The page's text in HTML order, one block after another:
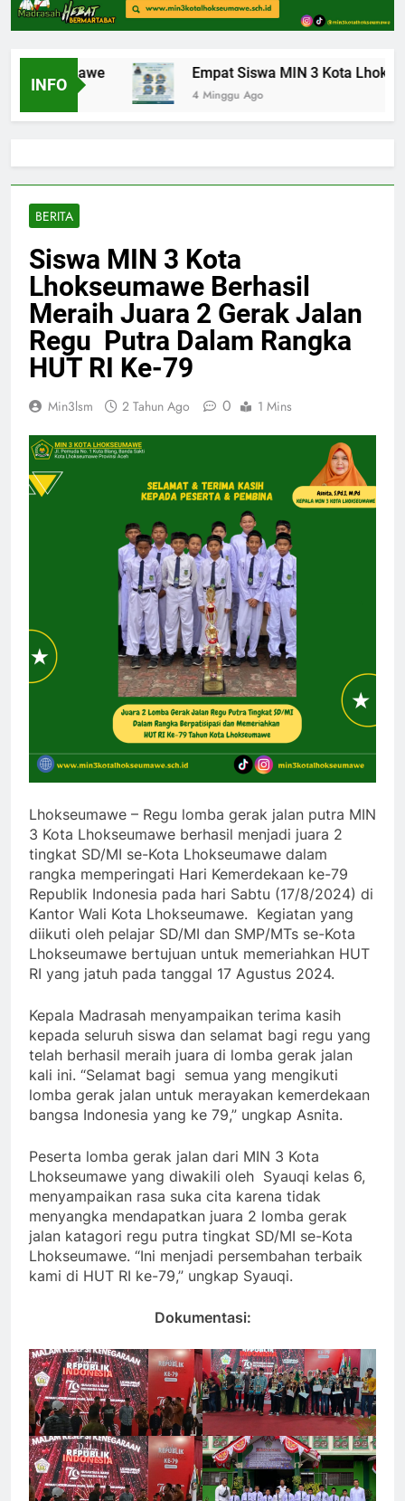
INFO
Empat Siswa MIN 3 Kota
4 Minggu Ago
BERITA
Siswa MIN 3 Kota
Lhokseumawe Berhasil
Meraih Juara 2 Gerak Jalan
Regu Putra Dalam Rangka
HUT RI Ke-79
Min3lsm 2 Tahun Ago 0 1 Mins
Lhokseumawe – Regu lomba gerak jalan putra MIN
3 Kota Lhokseumawe berhasil menjadi juara 2
tingkat SD/MI se-Kota Lhokseumawe dalam
rangka memperingati Hari Kemerdekaan ke-79
Republik Indonesia pada hari Sabtu (17/8/2024) di
Kantor Wali Kota Lhokseumawe. Kegiatan yang
diikuti oleh pelajar SD/MI dan SMP/MTs se-Kota
Lhokseumawe bertujuan untuk memeriahkan HUT
RI yang jatuh pada tanggal 17 Agustus 2024.
Kepala Madrasah menyampaikan terima kasih
kepada seluruh siswa dan selamat bagi regu yang
telah berhasil meraih juara di lomba gerak jalan
kali ini. “Selamat bagi semua yang mengikuti
lomba gerak jalan untuk merayakan kemerdekaan
bangsa Indonesia yang ke 79,” ungkap Asnita.
Peserta lomba gerak jalan dari MIN 3 Kota
Lhokseumawe yang diwakili oleh Syauqi kelas 6,
menyampaikan rasa suka cita karena tidak
menyangka mendapatkan juara 2 lomba gerak
jalan katagori regu putra tingkat SD/MI se-Kota
Lhokseumawe. “Ini menjadi persembahan terbaik
kami di HUT RI ke-79,” ungkap Syauqi.
Dokumentasi: